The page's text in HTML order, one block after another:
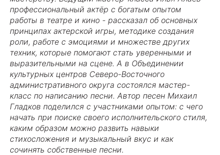
профессиональный актёр с богатым опытом
работы в театре и кино - рассказал об основных
принципах актерской игры, методике создания
роли, работе с эмоциями и множестве других
техник, которые помогают стать уверенными и
выразительными на сцене. А в Объединении
культурных центров Северо-Восточного
административного округа состоялся мастер-
класс по написанию песни. Автор песен Михаил
Гладков поделился с участниками опытом: с чего
начать при поиске своего исполнительского стиля,
каким образом можно развить навыки
стихосложения и музыкальный вкус и как
сочинять собственные песни.